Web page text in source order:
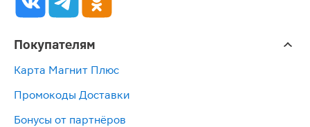
Покупателям
Карта Магнит Плюс
Промокоды Доставки
Бонусы от партнёров